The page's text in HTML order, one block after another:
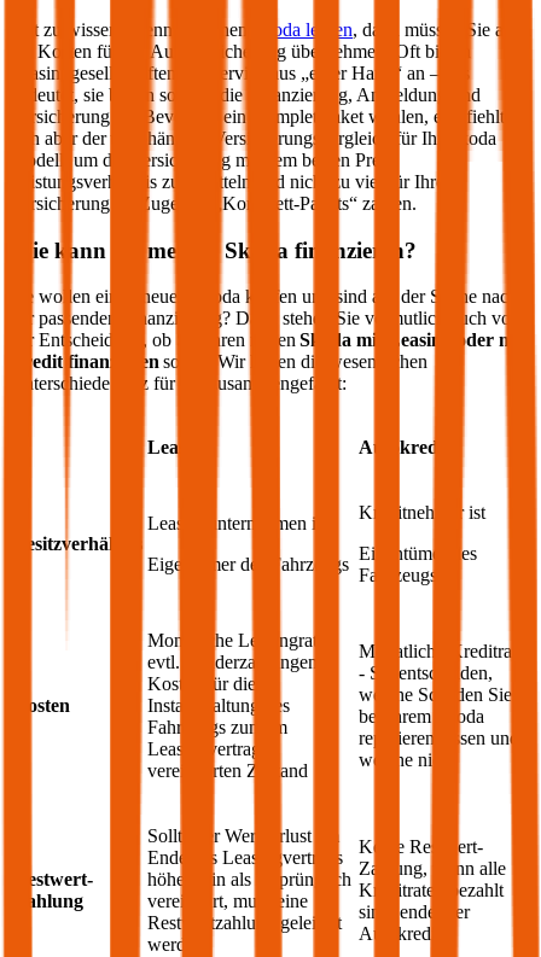
Gut zu wissen: Wenn Sie einen
Skoda leasen, dann müssen Sie auch
die Kosten für die Autoversicherung übernehmen. Oft bieten
Leasinggesellschaften ein Service aus „einer Hand“ an – das
bedeutet, sie bieten sowohl die Finanzierung, Anmeldung und
Versicherung an. Bevor Sie ein Komplettpaket wählen, empfiehlt
sich aber der unabhängige Versicherungsvergleich für Ihr
Skoda
Modell, um die Versicherung mit dem besten Preis-
Leistungsverhältnis zu ermitteln und nicht zu viel für Ihre
Versicherung im Zuge des „Komplett-Pakets“ zahlen.
Wie kann ich meinen Skoda finanzieren?
Sie wollen einen neuen Skoda kaufen und sind auf der Suche nach
der passenden Finanzierung? Dann stehen Sie vermutlich auch vor
der Entscheidung, ob Sie Ihren neuen Skoda mit Leasing oder mit
Kredit finanzieren sollen. Wir haben die wesentlichen
Unterschiede kurz für Sie zusammengefasst:
Leasing Autokredit
Besitzverhältnis
Leasingunternehmen ist
Eigentümer des Fahrzeugs
Kreditnehmer ist
Eigentümer des
Fahrzeugs
Kosten
Monatliche Leasingrate,
evtl. Sonderzahlungen;
Kosten für die
Instandhaltung des
Fahrzeugs zum im
Leasingvertrag
vereinbarten Zustand
Monatliche Kreditrate
- Sie entscheiden,
welche Schäden Sie
bei Ihrem
Skoda
reparieren lassen und
welche nicht
Restwert-
Zahlung
Sollte der Wertverlust am
Ende des Leasingvertrags
höher sein als ursprünglich
vereinbart, muss eine
Restwertzahlung geleistet
werden
Keine Restwert-
Zahlung, wenn alle
Kreditraten bezahlt
sind, endet der
Autokredit